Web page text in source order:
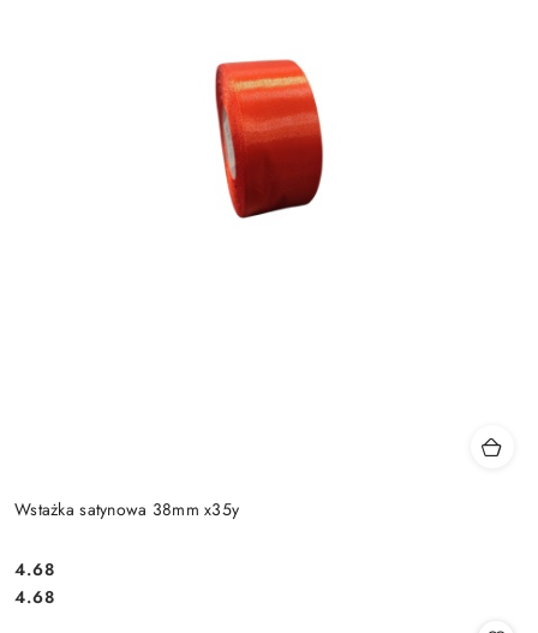
Wstażka satynowa 38mm x35y
Cena:
4.68
Cena:
4.68